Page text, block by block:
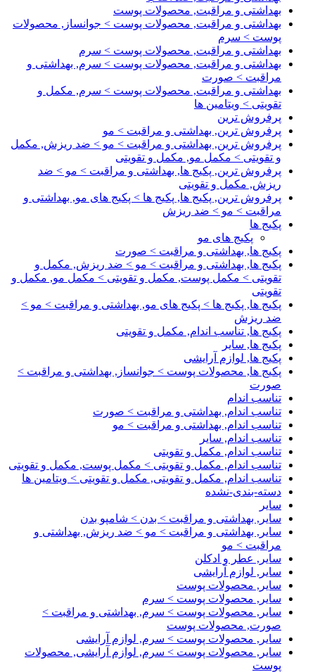
بهداشتی و مراقبت, محصولات پوست
بهداشتی و مراقبت, محصولات پوست > جوانساز, محصولات
پوست > سرم
بهداشتی و مراقبت, محصولات پوست > سرم
بهداشتی و مراقبت, محصولات پوست > سرم, بهداشتی و
مراقبت > صورت
بهداشتی و مراقبت, محصولات پوست > سرم, مکمل و
تقویتی > ویتامین ها
پرفروش ترین
پرفروش ترین, بهداشتی و مراقبت > مو
پرفروش ترین, بهداشتی و مراقبت > مو > ضد ریزش, مکمل
و تقویتی > مکمل مو, مکمل و تقویتی
پرفروش ترین, پکیج ها, بهداشتی و مراقبت > مو > ضد
ریزش, مکمل و تقویتی
پرفروش ترین, پکیج ها, پکیج ها > پکیج های مو, بهداشتی و
مراقبت > مو > ضد ریزش
پکیج ها
پکیج های مو
پکیج ها, بهداشتی و مراقبت > صورت
پکیج ها, بهداشتی و مراقبت > مو > ضد ریزش, مکمل و
تقویتی > مکمل پوست, مکمل و تقویتی > مکمل مو, مکمل و
تقویتی
پکیج ها, پکیج ها > پکیج های مو, بهداشتی و مراقبت > مو >
ضد ریزش
پکیج ها, تناسب اندام, مکمل و تقویتی
پکیج ها, سایر
پکیج ها, لوازم آرایشی
پکیج ها, محصولات پوست > جوانساز, بهداشتی و مراقبت >
صورت
تناسب اندام
تناسب اندام, بهداشتی و مراقبت > صورت
تناسب اندام, بهداشتی و مراقبت > مو
تناسب اندام, سایر
تناسب اندام, مکمل و تقویتی
تناسب اندام, مکمل و تقویتی > مکمل پوست, مکمل و تقویتی
تناسب اندام, مکمل و تقویتی, مکمل و تقویتی > ویتامین ها
دسته-بندی-نشده
سایر
سایر, بهداشتی و مراقبت > بدن > شامپو بدن
سایر, بهداشتی و مراقبت > مو > ضد ریزش, بهداشتی و
مراقبت > مو
سایر, عطر و ادکلن
سایر, لوازم آرایشی
سایر, محصولات پوست
سایر, محصولات پوست > سرم
سایر, محصولات پوست > سرم, بهداشتی و مراقبت >
صورت, محصولات پوست
سایر, محصولات پوست > سرم, لوازم آرایشی
سایر, محصولات پوست > سرم, لوازم آرایشی, محصولات
پوست